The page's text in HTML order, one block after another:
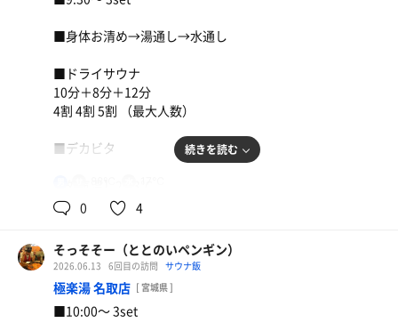
煮卵ラーメン
麦茶
ドロおまラーメン
麦茶
サクッと3set。
バッチリ整ったー！
■身体お清め→湯通し→水通し
■ドライサウナ
10分＋8分＋12分
4割 4割 5割 （最大人数）
■デカビタ
【整い度】☆☆☆⭐︎（3.5/5.0）
【一言】
朝ウナ3set。
続きを読む
0 4
そっそそー（ととのいペンギン）
2026.06.13 6回目の訪問 サウナ飯
極楽湯 名取店 [ 宮城県 ]
■10:00〜 3set